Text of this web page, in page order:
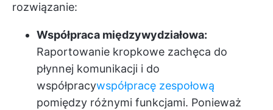
rozwiązanie:
Współpraca międzywydziałowa:
Raportowanie kropkowe zachęca do
płynnej komunikacji i do
współpracywspółpracę zespołową
pomiędzy różnymi funkcjami. Ponieważ